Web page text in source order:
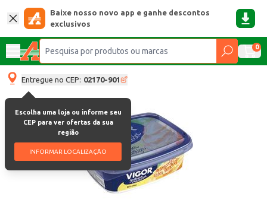
Baixe nosso novo app e ganhe descontos
exclusivos
0
Entregue no CEP: 02170-901
Escolha uma loja ou informe seu
CEP para ver ofertas da sua
região
INFORMAR LOCALIZAÇÃO